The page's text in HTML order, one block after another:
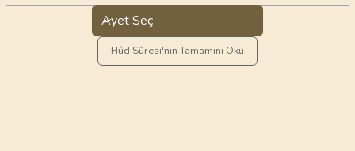
Ayet Seç
Hûd Sûresi'nin Tamamını Oku